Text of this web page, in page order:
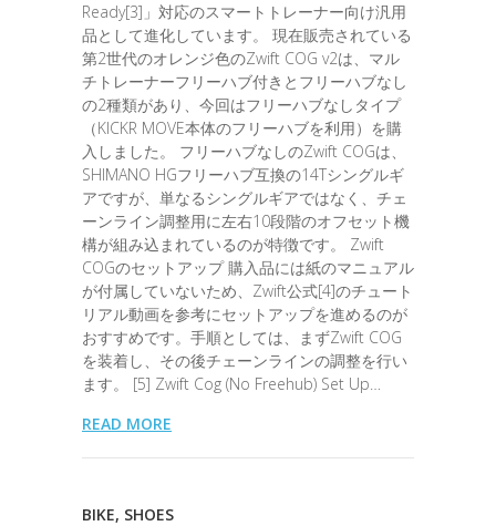
Ready[3]」対応のスマートトレーナー向け汎用
品として進化しています。 現在販売されている
第2世代のオレンジ色のZwift COG v2は、マル
チトレーナーフリーハブ付きとフリーハブなし
の2種類があり、今回はフリーハブなしタイプ
（KICKR MOVE本体のフリーハブを利用）を購
入しました。 フリーハブなしのZwift COGは、
SHIMANO HGフリーハブ互換の14Tシングルギ
アですが、単なるシングルギアではなく、チェ
ーンライン調整用に左右10段階のオフセット機
構が組み込まれているのが特徴です。 Zwift
COGのセットアップ 購入品には紙のマニュアル
が付属していないため、Zwift公式[4]のチュート
リアル動画を参考にセットアップを進めるのが
おすすめです。手順としては、まずZwift COG
を装着し、その後チェーンラインの調整を行い
ます。 [5] Zwift Cog (No Freehub) Set Up…
READ MORE
BIKE, SHOES